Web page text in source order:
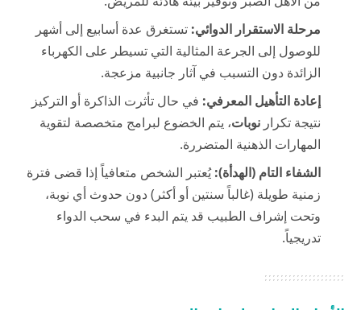
مرحلة الاستقرار الدوائي: تستغرق عدة أسابيع إلى أشهر
للوصول إلى الجرعة المثالية التي تسيطر على الكهرباء
الزائدة دون التسبب في آثار جانبية مزعجة.
إعادة التأهيل المعرفي: في حال تأثرت الذاكرة أو التركيز
نتيجة تكرار نوبات، يتم الخضوع لبرامج متخصصة لتقوية
المهارات الذهنية المتضررة.
الشفاء التام (الهدأة):يُعتبر الشخص متعافياً إذا قضى فترة
زمنية طويلة (غالباً سنتين أو أكثر) دون حدوث أي نوبة،
وتحت إشراف الطبيب قد يتم البدء في سحب الدواء
تدريجياً.